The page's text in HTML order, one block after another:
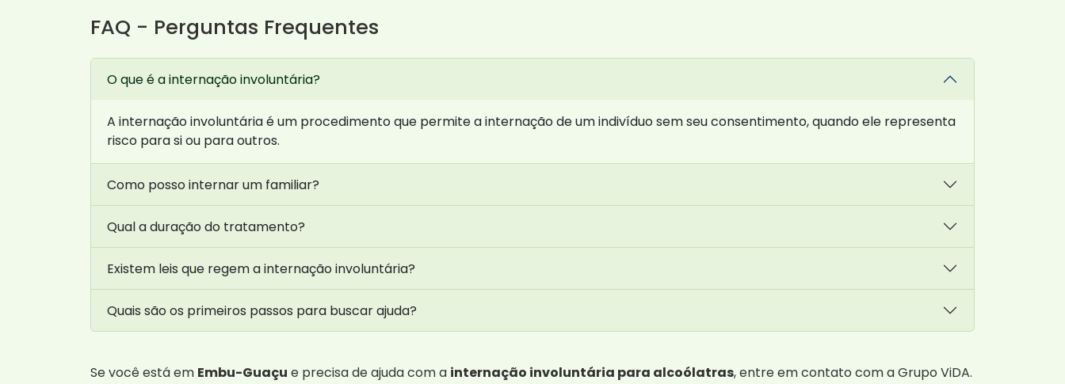
FAQ - Perguntas Frequentes
O que é a internação involuntária?
A internação involuntária é um procedimento que permite a internação de um indivíduo sem seu consentimento, quando ele representa
risco para si ou para outros.
Como posso internar um familiar?
Qual a duração do tratamento?
Existem leis que regem a internação involuntária?
Quais são os primeiros passos para buscar ajuda?
Se você está em Embu-Guaçu e precisa de ajuda com a internação involuntária para alcoólatras, entre em contato com a Grupo ViDA.